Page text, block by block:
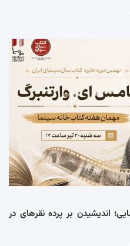
اندیشیدن بر پرده نقرهای در